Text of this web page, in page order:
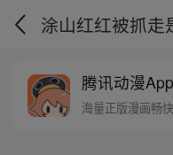
腾讯动漫App
海量正版漫画畅